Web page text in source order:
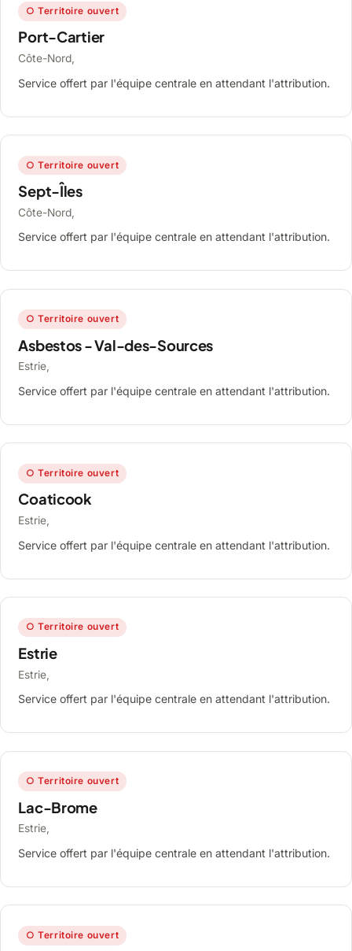
○ Territoire ouvert
Port-Cartier
Côte-Nord,
Service offert par l'équipe centrale en attendant l'attribution.
○ Territoire ouvert
Sept-Îles
Côte-Nord,
Service offert par l'équipe centrale en attendant l'attribution.
○ Territoire ouvert
Asbestos - Val-des-Sources
Estrie,
Service offert par l'équipe centrale en attendant l'attribution.
○ Territoire ouvert
Coaticook
Estrie,
Service offert par l'équipe centrale en attendant l'attribution.
○ Territoire ouvert
Estrie
Estrie,
Service offert par l'équipe centrale en attendant l'attribution.
○ Territoire ouvert
Lac-Brome
Estrie,
Service offert par l'équipe centrale en attendant l'attribution.
○ Territoire ouvert